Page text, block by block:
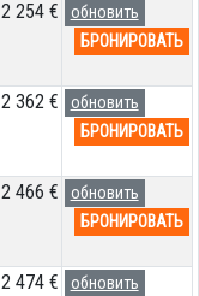
2 254 €
обновить
БРОНИРОВАТЬ
2 362 €
обновить
БРОНИРОВАТЬ
2 466 €
обновить
БРОНИРОВАТЬ
2 474 €
обновить